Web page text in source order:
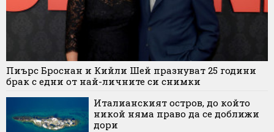
Пиърс Броснан и Кийли Шей празнуват 25 години
брак с едни от най-личните си снимки
Италианският остров, до който
никой няма право да се доближи
дори